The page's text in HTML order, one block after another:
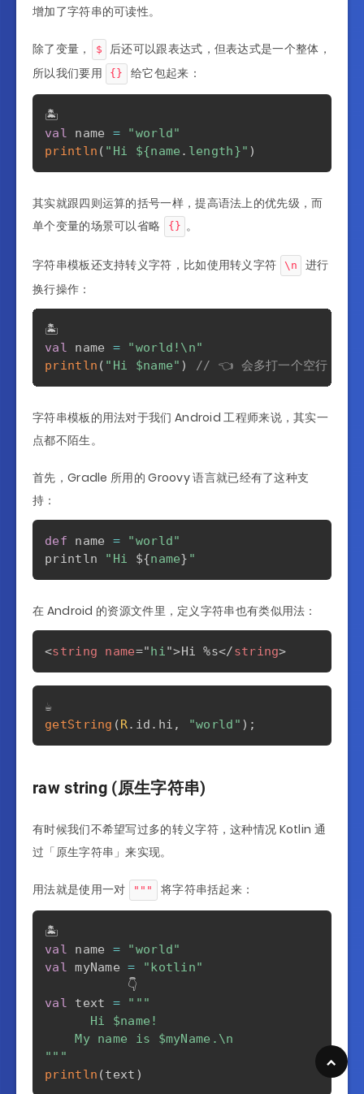
增加了字符串的可读性。
除了变量， $
后还可以跟表达式，但表达式是一个整体，
所以我们要用
{} 给它包起来：
val name =
"world"
println ( "Hi ${name . length}" )
其实就跟四则运算的括号一样，提高语法上的优先级，而
单个变量的场景可以省略
{} 。
字符串模板还支持转义字符，比如使用转义字符 \n
进行
换行操作：
val name =
"world!\n"
println ( "Hi $name" ) // 👈 会多打一个空行
字符串模板的用法对于我们 Android 工程师来说，其实一
点都不陌生。
首先，Gradle 所用的 Groovy 语言就已经有了这种支
持：
def name =
"world"
println "Hi ${name} "
在 Android 的资源文件里，定义字符串也有类似用法：
<string name="hi">Hi %s</string>
getString (R. id . hi , "world" ) ;
raw string (原生字符串)
有时候我们不希望写过多的转义字符，这种情况 Kotlin 通
过「原生字符串」来实现。
用法就是使用一对 """ 将字符串括起来：
val name =
"world"
val myName =
"kotlin"
val text =
"""
      Hi
$name !
    My name is
$myName .\n
"""
println (text )